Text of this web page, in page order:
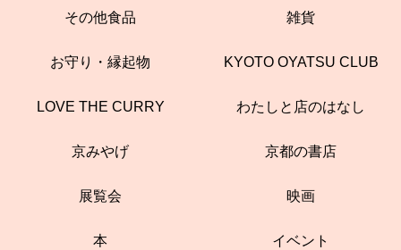
その他食品 雑貨
お守り・縁起物 KYOTO OYATSU CLUB
LOVE THE CURRY わたしと店のはなし
京みやげ 京都の書店
展覧会 映画
本 イベント